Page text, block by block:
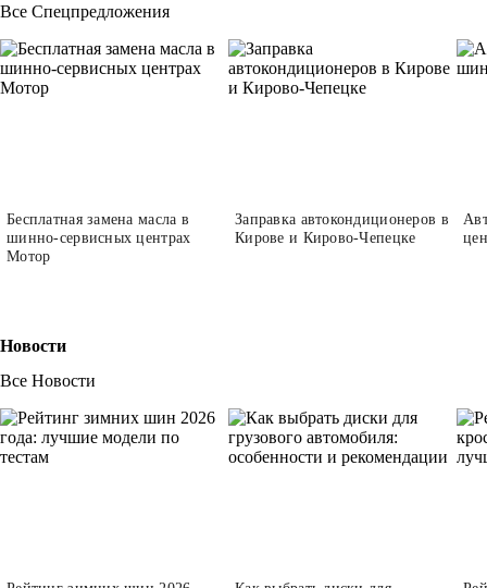
Все Спецпредложения
Бесплатная замена масла в
шинно-сервисных центрах
Мотор
Заправка автокондиционеров в
Кирове и Кирово-Чепецке
Новости
Все Новости